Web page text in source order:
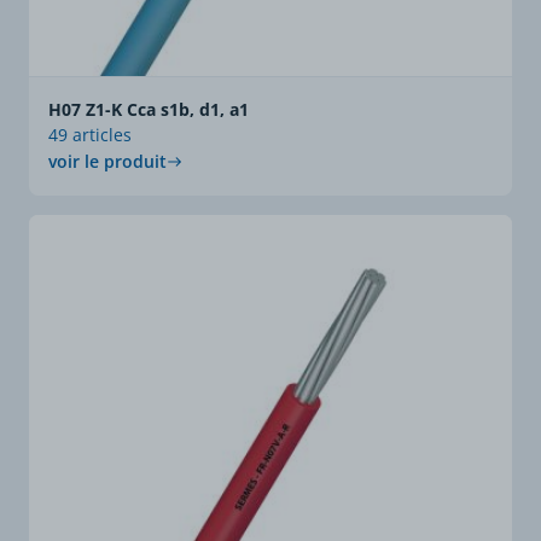
H07 Z1-K Cca s1b, d1, a1
49 articles
voir le produit